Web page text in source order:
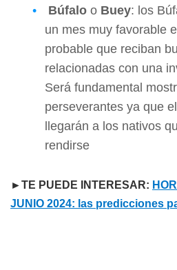
Búfalo o Buey: los
un mes muy favorable
probable que reciban
relacionadas con una
Será fundamental
perseverantes ya que
llegarán a los nativos
rendirse
►TE PUEDE INTERESAR:
JUNIO 2024: las predicciones